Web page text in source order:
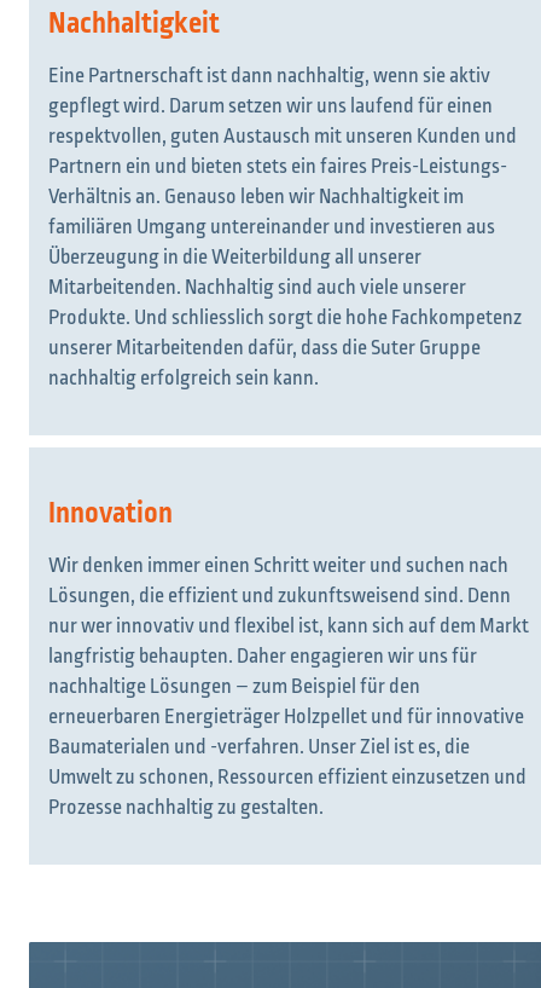
Nachhaltigkeit
Eine Partnerschaft ist dann nachhaltig, wenn sie aktiv
gepflegt wird. Darum setzen wir uns laufend für einen
respektvollen, guten Austausch mit unseren Kunden und
Partnern ein und bieten stets ein faires Preis-Leistungs-
Verhältnis an. Genauso leben wir Nachhaltigkeit im
familiären Umgang untereinander und investieren aus
Überzeugung in die Weiterbildung all unserer
Mitarbeitenden. Nachhaltig sind auch viele unserer
Produkte. Und schliesslich sorgt die hohe Fachkompetenz
unserer Mitarbeitenden dafür, dass die Suter Gruppe
nachhaltig erfolgreich sein kann.
Innovation
Wir denken immer einen Schritt weiter und suchen nach
Lösungen, die effizient und zukunftsweisend sind. Denn
nur wer innovativ und flexibel ist, kann sich auf dem Markt
langfristig behaupten. Daher engagieren wir uns für
nachhaltige Lösungen – zum Beispiel für den
erneuerbaren Energieträger Holzpellet und für innovative
Baumaterialen und -verfahren. Unser Ziel ist es, die
Umwelt zu schonen, Ressourcen effizient einzusetzen und
Prozesse nachhaltig zu gestalten.